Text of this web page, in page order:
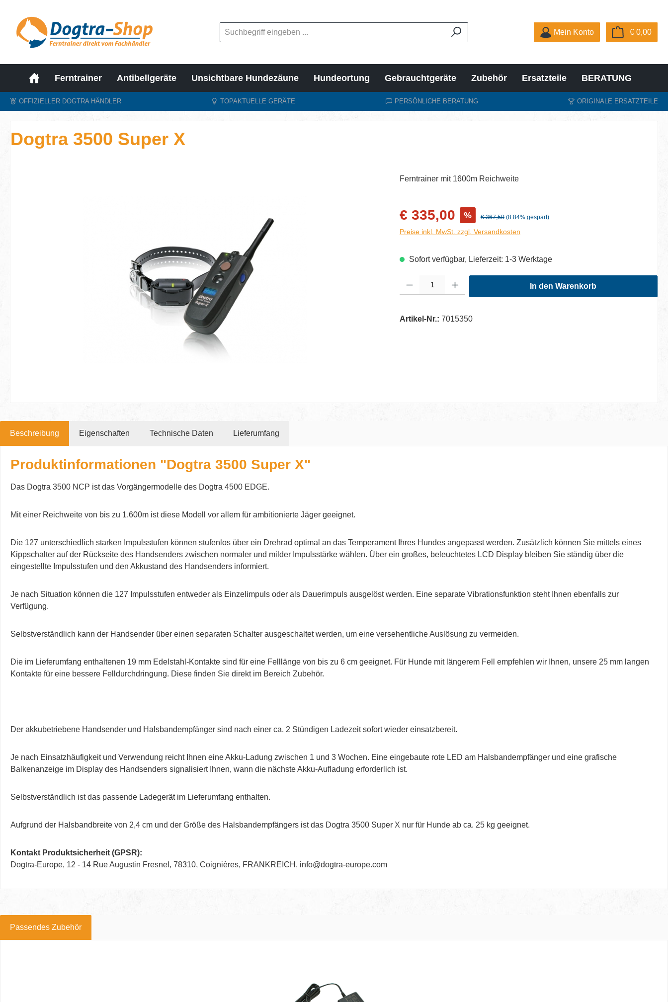
Mein Konto € 0,00
Ferntrainer Antibellgeräte Unsichtbare Hundezäune Hundeortung Gebrauchtgeräte Zubehör Ersatzteile BERATUNG
OFFIZIELLER DOGTRA HÄNDLER TOPAKTUELLE GERÄTE PERSÖNLICHE BERATUNG ORIGINALE ERSATZTEILE
Dogtra 3500 Super X
Ferntrainer mit 1600m Reichweite
Verkaufspreis:
€ 335,00 % Regulärer Preis:
€ 367,50 (8.84% gespart)
Preise inkl. MwSt. zzgl. Versandkosten
Sofort verfügbar, Lieferzeit: 1-3 Werktage
Produkt Anzahl: Gib den gewünschten Wert ein oder benutze die Schaltflächen um
In den Warenkorb
Artikel-Nr.: 7015350
Beschreibung Eigenschaften Technische Daten Lieferumfang
Produktinformationen "Dogtra 3500 Super X"
Das Dogtra 3500 NCP ist das Vorgängermodelle des Dogtra 4500 EDGE.
Mit einer Reichweite von bis zu 1.600m ist diese Modell vor allem für ambitionierte Jäger geeignet.
Die 127 unterschiedlich starken Impulsstufen können stufenlos über ein Drehrad optimal an das Temperament Ihres Hundes angepasst werden. Zusätzlich können Sie mittels eines
Kippschalter auf der Rückseite des Handsenders zwischen normaler und milder Impulsstärke wählen. Über ein großes, beleuchtetes LCD Display bleiben Sie ständig über die
eingestellte Impulsstufen und den Akkustand des Handsenders informiert.
Je nach Situation können die 127 Impulsstufen entweder als Einzelimpuls oder als Dauerimpuls ausgelöst werden. Eine separate Vibrationsfunktion steht Ihnen ebenfalls zur
Verfügung.
Selbstverständlich kann der Handsender über einen separaten Schalter ausgeschaltet werden, um eine versehentliche Auslösung zu vermeiden.
Die im Lieferumfang enthaltenen 19 mm Edelstahl-Kontakte sind für eine Felllänge von bis zu 6 cm geeignet. Für Hunde mit längerem Fell empfehlen wir Ihnen, unsere 25 mm langen
Kontakte für eine bessere Felldurchdringung. Diese finden Sie direkt im Bereich Zubehör.
Der akkubetriebene Handsender und Halsbandempfänger sind nach einer ca. 2 Stündigen Ladezeit sofort wieder einsatzbereit.
Je nach Einsatzhäufigkeit und Verwendung reicht Ihnen eine Akku-Ladung zwischen 1 und 3 Wochen. Eine eingebaute rote LED am Halsbandempfänger und eine grafische
Balkenanzeige im Display des Handsenders signalisiert Ihnen, wann die nächste Akku-Aufladung erforderlich ist.
Selbstverständlich ist das passende Ladegerät im Lieferumfang enthalten.
Aufgrund der Halsbandbreite von 2,4 cm und der Größe des Halsbandempfängers ist das Dogtra 3500 Super X nur für Hunde ab ca. 25 kg geeignet.
Kontakt Produktsicherheit (GPSR):
Dogtra-Europe, 12 - 14 Rue Augustin Fresnel, 78310, Coignières, FRANKREICH, info@dogtra-europe.com
Passendes Zubehör